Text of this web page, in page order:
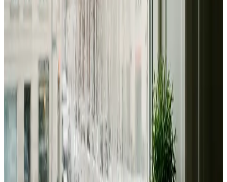
Dimensionering efter BR18 og AT-krav